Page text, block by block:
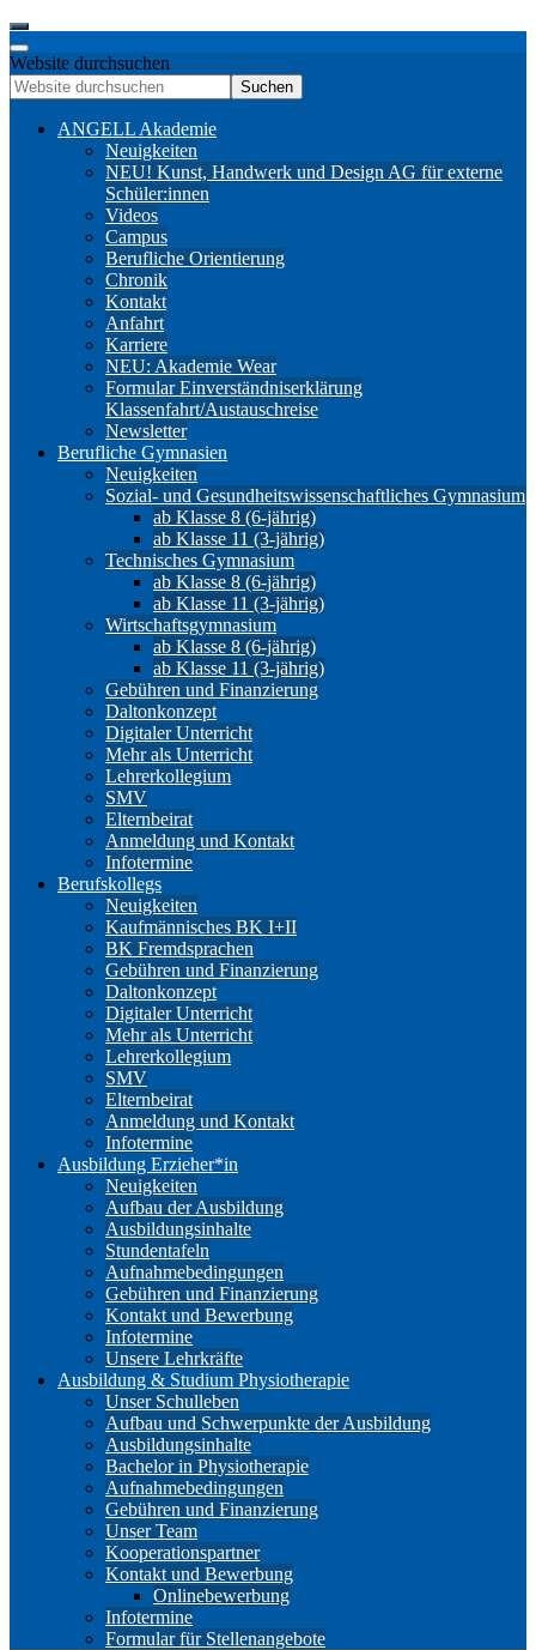
Website durchsuchen
Suchen
ANGELL Akademie
Neuigkeiten
NEU! Kunst, Handwerk und Design AG für externe
Schüler:innen
Videos
Campus
Berufliche Orientierung
Chronik
Kontakt
Anfahrt
Karriere
NEU: Akademie Wear
Formular Einverständniserklärung
Klassenfahrt/Austauschreise
Newsletter
Berufliche Gymnasien
Neuigkeiten
Sozial- und Gesundheitswissenschaftliches Gymnasium
ab Klasse 8 (6-jährig)
ab Klasse 11 (3-jährig)
Technisches Gymnasium
ab Klasse 8 (6-jährig)
ab Klasse 11 (3-jährig)
Wirtschaftsgymnasium
ab Klasse 8 (6-jährig)
ab Klasse 11 (3-jährig)
Gebühren und Finanzierung
Daltonkonzept
Digitaler Unterricht
Mehr als Unterricht
Lehrerkollegium
SMV
Elternbeirat
Anmeldung und Kontakt
Infotermine
Berufskollegs
Neuigkeiten
Kaufmännisches BK I+II
BK Fremdsprachen
Gebühren und Finanzierung
Daltonkonzept
Digitaler Unterricht
Mehr als Unterricht
Lehrerkollegium
SMV
Elternbeirat
Anmeldung und Kontakt
Infotermine
Ausbildung Erzieher*in
Neuigkeiten
Aufbau der Ausbildung
Ausbildungsinhalte
Stundentafeln
Aufnahmebedingungen
Gebühren und Finanzierung
Kontakt und Bewerbung
Infotermine
Unsere Lehrkräfte
Ausbildung & Studium Physiotherapie
Unser Schulleben
Aufbau und Schwerpunkte der Ausbildung
Ausbildungsinhalte
Bachelor in Physiotherapie
Aufnahmebedingungen
Gebühren und Finanzierung
Unser Team
Kooperationspartner
Kontakt und Bewerbung
Onlinebewerbung
Infotermine
Formular für Stellenangebote